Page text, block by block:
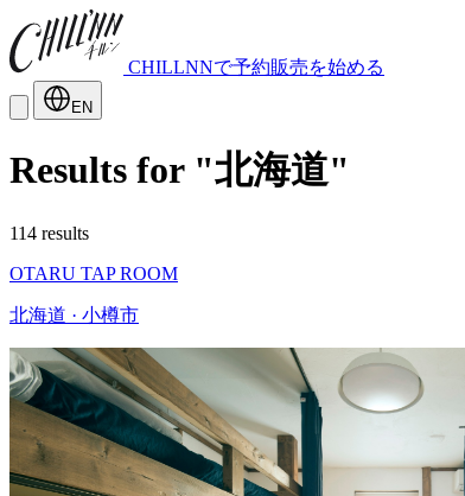
CHILLNNで予約販売を始める
EN
Results for "北海道"
114 results
OTARU TAP ROOM
北海道 · 小樽市